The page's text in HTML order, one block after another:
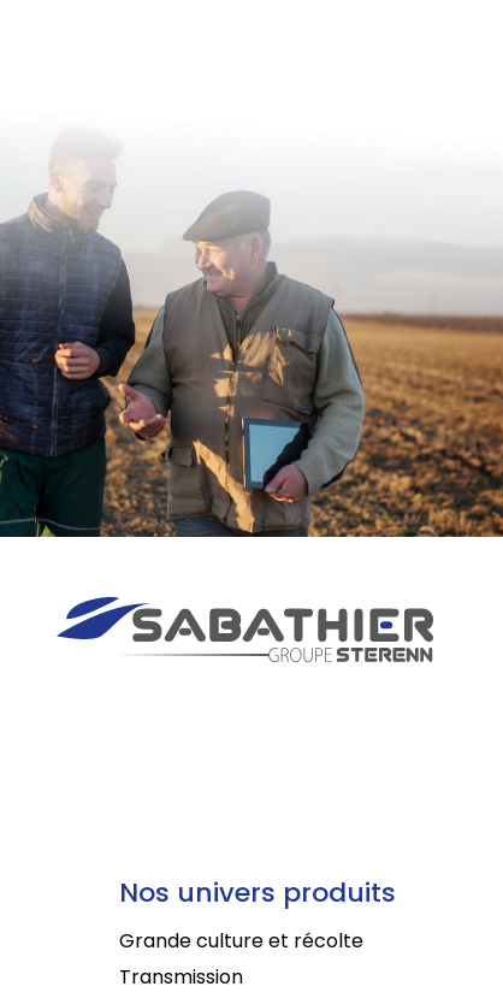
Nos univers produits
Grande culture et récolte
Transmission